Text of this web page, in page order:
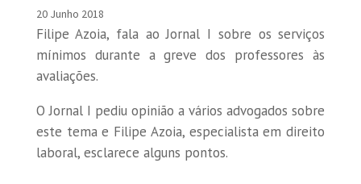
20 Junho 2018
Filipe Azoia, fala ao Jornal I sobre os serviços
mínimos durante a greve dos professores às
avaliações.
O Jornal I pediu opinião a vários advogados sobre
este tema e Filipe Azoia, especialista em direito
laboral, esclarece alguns pontos.